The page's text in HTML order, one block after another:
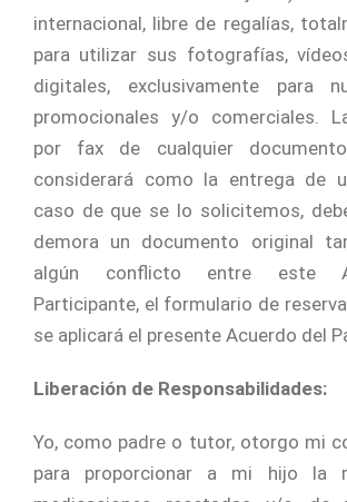
internacional, libre de regalías,
para utilizar sus fotografías,
digitales, exclusivamente para
promocionales y/o comerciales.
por fax de cualquier
considerará como la entrega de
caso de que se lo solicitemos,
demora un documento original
algún conflicto entre este
Participante, el formulario de
se aplicará el presente Acuerdo del
Liberación de Responsabilidades:
Yo, como padre o tutor, otorgo mi
para proporcionar a mi hijo la